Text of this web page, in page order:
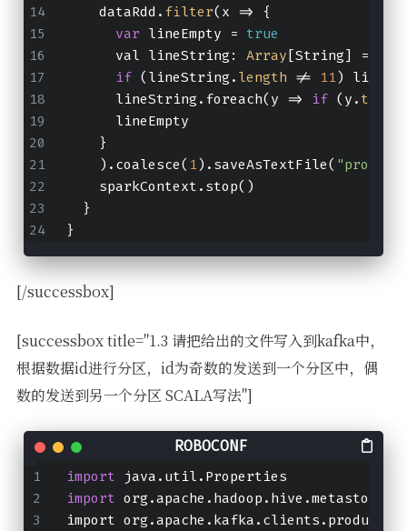
    dataRdd.
filter( x => {
var lineEmpty = true
      val lineString:
Array[String] = x.
if (lineString. length != 11)
      lineString.foreach(
y => if (y. trim
      lineEmpty
    }
    ).coalesce(
1).saveAsTextFile(
    sparkContext.stop()
  }
}
[/successbox]
[successbox title="1.3 请把给出的文件写入到kafka中，
根据数据id进行分区，id为奇数的发送到一个分区中，偶
数的发送到另一个分区 SCALA写法"]
import java.util.Properties
import
import